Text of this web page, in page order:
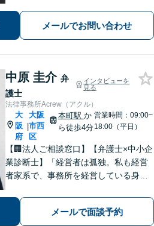
【相続問題】全国出張可。遺産分割協
議や遺留分、遺言書作成などにも対応
メールでお問い合わせ
中原 圭介 弁
護士
インタビューを
見る
法律事務所Acrew（アクル）
大
阪
府
|
大阪
市西
区
本町駅 か
ら徒歩4分
営業時間：09:00~
18:00（平日）
【🏢法人ご相談窓口】【弁護士×中小企
業診断士】「経営者は孤独。私も経営
者家系で、事務所を経営している身な
駅徒歩4分】中小企業・個人事業主様の
「法務と経営」を両面支援！完全個室
メールで面談予約